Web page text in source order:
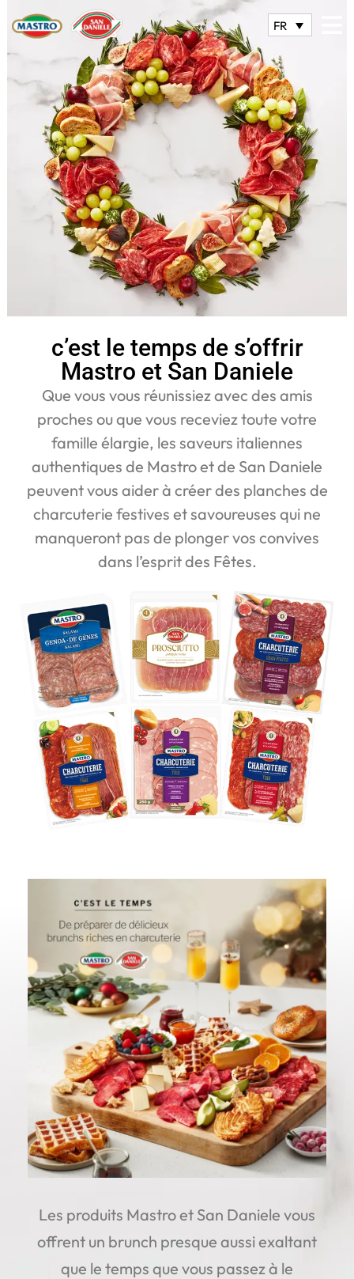
FR
c’est le temps de s’offrir
Mastro et San Daniele
Que vous vous réunissiez avec des amis
proches ou que vous receviez toute votre
famille élargie, les saveurs italiennes
authentiques de Mastro et de San Daniele
peuvent vous aider à créer des planches de
charcuterie festives et savoureuses qui ne
manqueront pas de plonger vos convives
dans l’esprit des Fêtes.
Les produits Mastro et San Daniele vous
offrent un brunch presque aussi exaltant
que le temps que vous passez à le